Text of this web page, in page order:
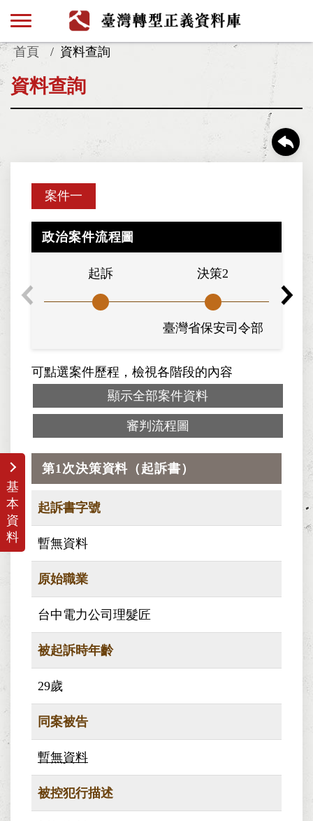
首頁 資料查詢
資料查詢
案件一
政治案件流程圖
起訴 決策2
臺灣省保安司令部
可點選案件歷程，檢視各階段的內容
顯示全部案件資料
審判流程圖
基
本
資
料
第1次決策資料（起訴書）
起訴書字號
暫無資料
原始職業
台中電力公司理髮匠
被起訴時年齡
29歲
同案被告
暫無資料
被控犯行描述